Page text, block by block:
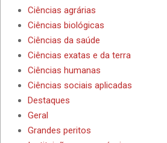
Ciências agrárias
Ciências biológicas
Ciências da saúde
Ciências exatas e da terra
Ciências humanas
Ciências sociais aplicadas
Destaques
Geral
Grandes peritos